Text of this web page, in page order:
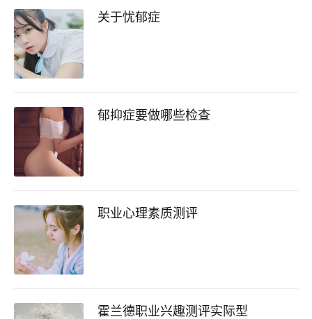
关于忧郁症
郁抑症要做哪些检查
职业心理素质测评
霍兰德职业兴趣测评实际型